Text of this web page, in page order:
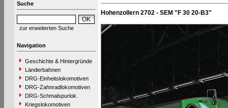
Suche
zur erweiterten Suche
Navigation
Geschichte & Hintergründe
Länderbahnen
DRG-Einheitslokomotiven
DRG-Zahnradlokomotiven
DRG-Schmalspurlok.
Kriegslokomotiven
Hohenzollern 2702 - SEM "F 30 20-B3"